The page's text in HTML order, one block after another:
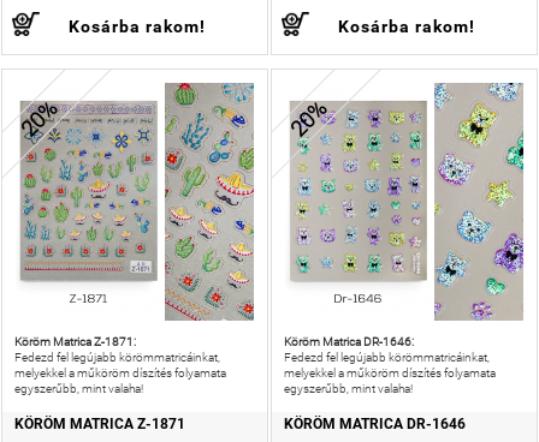
Kosárba rakom! Kosárba rakom!
20%
Köröm Matrica Z-1871:
Fedezd fel legújabb körömmatricáinkat,
melyekkel a műköröm díszítés folyamata
egyszerűbb, mint valaha!
KÖRÖM MATRICA Z-1871
20%
Köröm Matrica DR-1646:
Fedezd fel legújabb körömmatricáinkat,
melyekkel a műköröm díszítés folyamata
egyszerűbb, mint valaha!
KÖRÖM MATRICA DR-1646